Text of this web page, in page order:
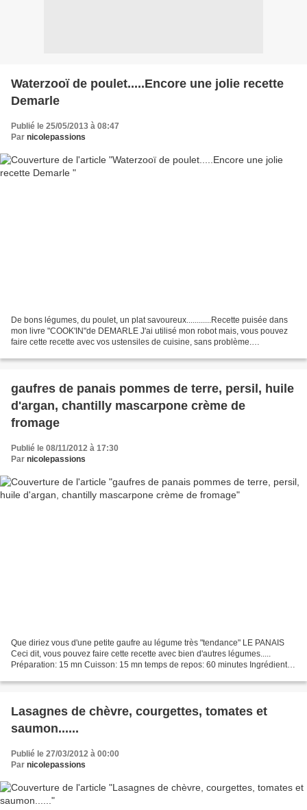
Waterzooï de poulet.....Encore une jolie recette
Demarle
Publié le 25/05/2013 à 08:47
Par nicolepassions
De bons légumes, du poulet, un plat savoureux............Recette puisée dans
mon livre "COOK'IN"de DEMARLE J'ai utilisé mon robot mais, vous pouvez
faire cette recette avec vos ustensiles de cuisine, sans problème.
gaufres de panais pommes de terre, persil, huile
d'argan, chantilly mascarpone crème de
fromage
Publié le 08/11/2012 à 17:30
Par nicolepassions
Que diriez vous d'une petite gaufre au légume très "tendance" LE PANAIS
Ceci dit, vous pouvez faire cette recette avec bien d'autres légumes.....
Préparation: 15 mn Cuisson: 15 mn temps de repos: 60 minutes Ingrédients
Lasagnes de chèvre, courgettes, tomates et
saumon......
Publié le 27/03/2012 à 00:00
Par nicolepassions